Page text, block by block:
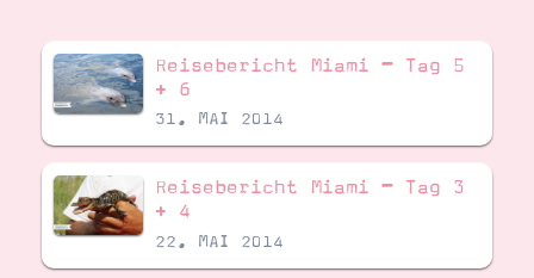
Hier Starten
Katalog
Bestellen
Reisebericht Miami – Tag 5
+ 6
31. MAI 2014
Reisebericht Miami – Tag 3
+ 4
22. MAI 2014